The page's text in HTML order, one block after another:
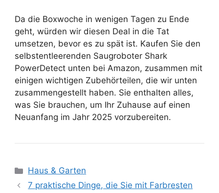
Da die Boxwoche in wenigen Tagen zu Ende
geht, würden wir diesen Deal in die Tat
umsetzen, bevor es zu spät ist. Kaufen Sie den
selbstentleerenden Saugroboter Shark
PowerDetect unten bei Amazon, zusammen mit
einigen wichtigen Zubehörteilen, die wir unten
zusammengestellt haben. Sie enthalten alles,
was Sie brauchen, um Ihr Zuhause auf einen
Neuanfang im Jahr 2025 vorzubereiten.
Kategorien
Haus & Garten
7 praktische Dinge, die Sie mit Farbresten